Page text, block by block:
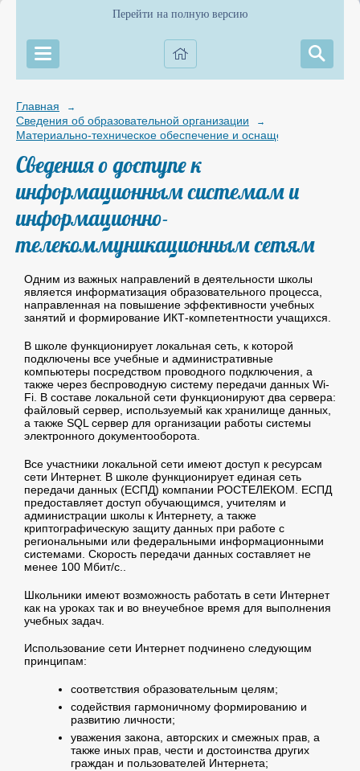
Перейти на полную версию
Главная →
Сведения об образовательной организации →
Материально-техническое обеспечение и оснащенность
Сведения о доступе к
информационным системам и
информационно-
телекоммуникационным сетям
Одним из важных направлений в деятельности школы
является информатизация образовательного процесса,
направленная на повышение эффективности учебных
занятий и формирование ИКТ-компетентности учащихся.
В школе функционирует локальная сеть, к которой
подключены все учебные и административные
компьютеры посредством проводного подключения, а
также через беспроводную систему передачи данных Wi-
Fi. В составе локальной сети функционируют два сервера:
файловый сервер, используемый как хранилище данных,
а также SQL сервер для организации работы системы
электронного документооборота.
Все участники локальной сети имеют доступ к ресурсам
сети Интернет. В школе функционирует единая сеть
передачи данных (ЕСПД) компании РОСТЕЛЕКОМ. ЕСПД
предоставляет доступ обучающимся, учителям и
администрации школы к Интернету, а также
криптографическую защиту данных при работе с
региональными или федеральными информационными
системами. Скорость передачи данных составляет не
менее 100 Мбит/с..
Школьники имеют возможность работать в сети Интернет
как на уроках так и во внеучебное время для выполнения
учебных задач.
Использование сети Интернет подчинено следующим
принципам:
соответствия образовательным целям;
содействия гармоничному формированию и
развитию личности;
уважения закона, авторских и смежных прав, а
также иных прав, чести и достоинства других
граждан и пользователей Интернета;